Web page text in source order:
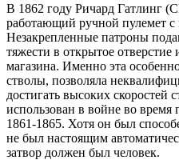
В 1862 году Ричард Гатлинг
работающий ручной пулемет с
Незакрепленные патроны
тяжести в открытое отверстие
магазина. Именно эта
стволы, позволяла
достигать высоких
использован в войне во
1861-1865. Хотя он был
не был настоящим
затвор должен был человек.